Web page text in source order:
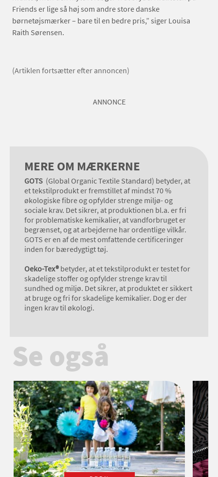
Friends er lige så høj som andre store danske
børnetøjsmærker – bare til en bedre pris,” siger Louisa
Raith Sørensen.
(Artiklen fortsætter efter annoncen)
ANNONCE
MERE OM MÆRKERNE
GOTS (Global Organic Textile Standard) betyder, at
et tekstilprodukt er fremstillet af mindst 70 %
økologiske fibre og opfylder strenge miljø- og
sociale krav. Det sikrer, at produktionen bl.a. er fri
for problematiske kemikalier, at vandforbruget er
begrænset, og at arbejderne har ordentlige vilkår.
GOTS er en af de mest omfattende certificeringer
inden for bæredygtigt tøj.
Oeko-Tex® betyder, at et tekstilprodukt er testet for
skadelige stoffer og opfylder strenge krav til
sundhed og miljø. Det sikrer, at produktet er sikkert
at bruge og fri for skadelige kemikalier. Dog er der
ingen krav til økologi.
Se også